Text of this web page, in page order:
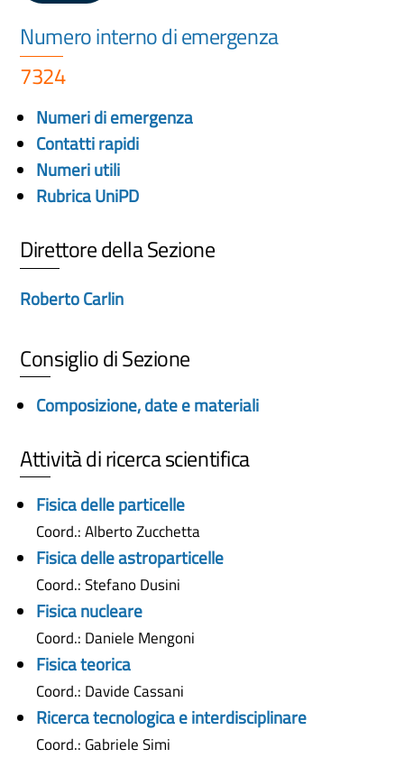
Numero interno di emergenza
7324
Numeri di emergenza
Contatti rapidi
Numeri utili
Rubrica UniPD
Direttore della Sezione
Roberto Carlin
Consiglio di Sezione
Composizione, date e materiali
Attività di ricerca scientifica
Fisica delle particelle
Coord.: Alberto Zucchetta
Fisica delle astroparticelle
Coord.: Stefano Dusini
Fisica nucleare
Coord.: Daniele Mengoni
Fisica teorica
Coord.: Davide Cassani
Ricerca tecnologica e interdisciplinare
Coord.: Gabriele Simi